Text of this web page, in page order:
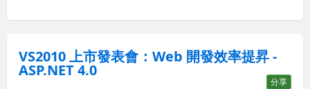
VS2010 上市發表會：Web 開發效率提昇 -
ASP.NET 4.0
分享